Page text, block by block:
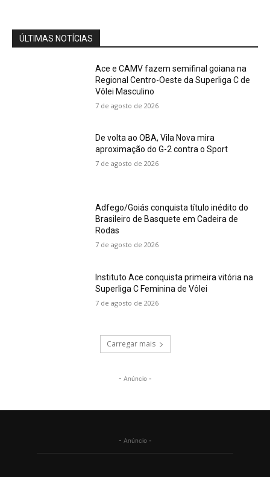
ÚLTIMAS NOTÍCIAS
Ace e CAMV fazem semifinal goiana na
Regional Centro-Oeste da Superliga C de
Vôlei Masculino
7 de agosto de 2026
De volta ao OBA, Vila Nova mira
aproximação do G-2 contra o Sport
7 de agosto de 2026
Adfego/Goiás conquista título inédito do
Brasileiro de Basquete em Cadeira de
Rodas
7 de agosto de 2026
Instituto Ace conquista primeira vitória na
Superliga C Feminina de Vôlei
7 de agosto de 2026
Carregar mais
- Anúncio -
- Anúncio -